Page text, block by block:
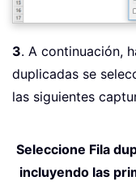
3. A continuación,
duplicadas se
las siguientes
Seleccione Fila
incluyendo las